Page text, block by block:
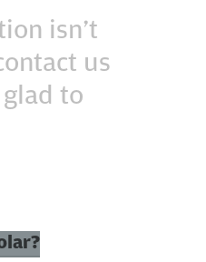
isn’t
us
to